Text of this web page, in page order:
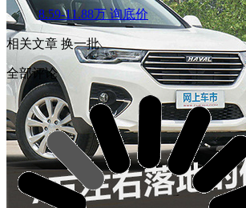
8.59-11.88万 询底价
相关文章 换一批
全部评论